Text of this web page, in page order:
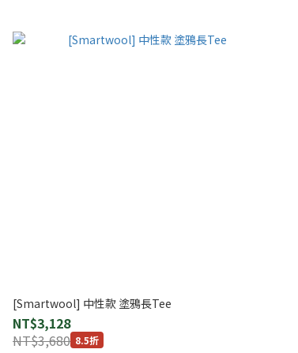
[Smartwool] 中性款 塗鴉長Tee
NT$3,128
NT$3,680 8.5折